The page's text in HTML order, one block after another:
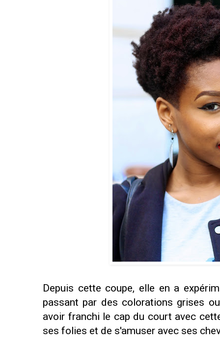
Depuis cette coupe, elle en a
passant par des colorations grises
avoir franchi le cap du court avec
ses folies et de s'amuser avec ses